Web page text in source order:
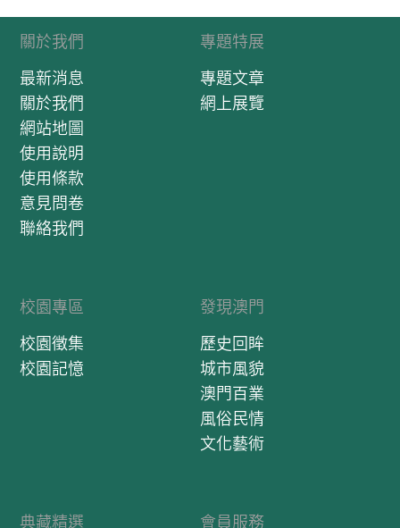
關於我們
最新消息
關於我們
網站地圖
使用說明
使用條款
意見問卷
聯絡我們
專題特展
專題文章
網上展覽
校園專區
校園徵集
校園記憶
發現澳門
歷史回眸
城市風貌
澳門百業
風俗民情
文化藝術
典藏精選 會員服務